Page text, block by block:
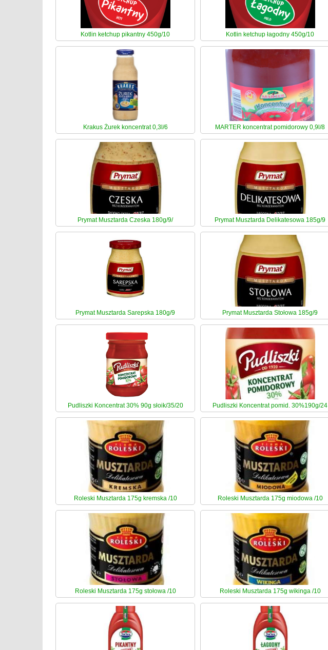
Kotlin ketchup pikantny 450g/10 Kotlin ketchup łagodny 450g/10
Krakus Żurek koncentrat 0,3l/6 MARTER koncentrat pomidorowy 0,9l/8
Prymat Musztarda Czeska 180g/9/ Prymat Musztarda Delikatesowa 185g/9
Prymat Musztarda Sarepska 180g/9 Prymat Musztarda Stołowa 185g/9
Pudliszki Koncentrat 30% 90g słoik/35/20 Pudliszki Koncentrat pomid. 30%190g/24
Roleski Musztarda 175g kremska /10 Roleski Musztarda 175g miodowa /10
Roleski Musztarda 175g stołowa /10 Roleski Musztarda 175g wikinga /10